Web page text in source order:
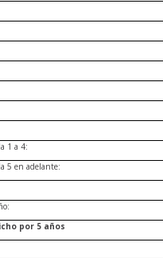
1 a 4:
5 en adelante:
por 5 años